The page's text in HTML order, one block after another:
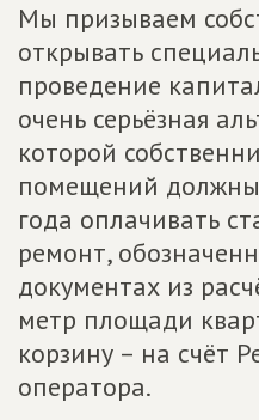
Мы призываем
открывать
проведение
очень серьёзная
которой
помещений должны
года оплачивать
ремонт,
документах из
метр площади
корзину – на счёт
оператора.